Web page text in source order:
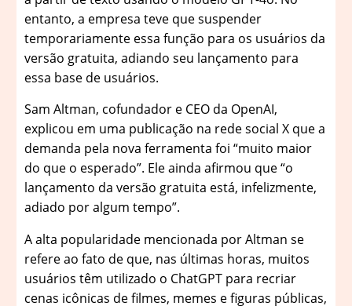
entanto, a empresa teve que suspender
temporariamente essa função para os usuários da
versão gratuita, adiando seu lançamento para
essa base de usuários.
Sam Altman, cofundador e CEO da OpenAI,
explicou em uma publicação na rede social X que a
demanda pela nova ferramenta foi “muito maior
do que o esperado”. Ele ainda afirmou que “o
lançamento da versão gratuita está, infelizmente,
adiado por algum tempo”.
A alta popularidade mencionada por Altman se
refere ao fato de que, nas últimas horas, muitos
usuários têm utilizado o ChatGPT para recriar
cenas icônicas de filmes, memes e figuras públicas,